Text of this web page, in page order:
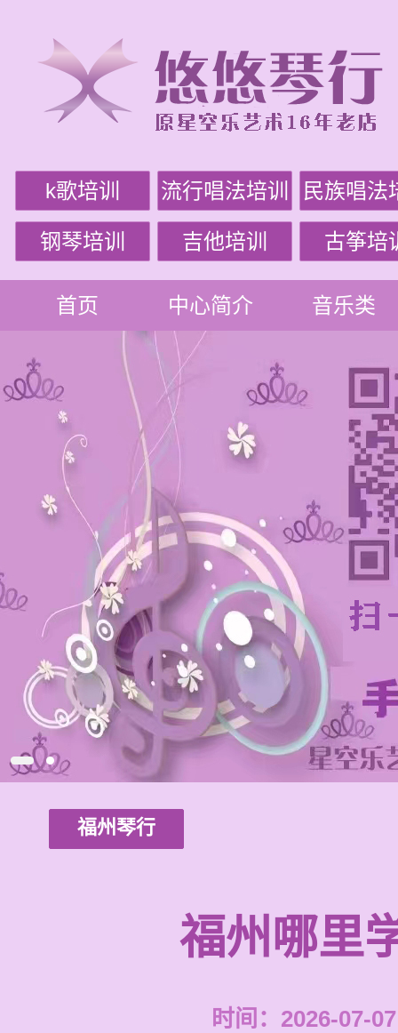
k歌培训 流行唱法培训 民族唱法
钢琴培训 吉他培训 古筝培
首页 中心简介 音乐类
福州琴行
福州哪里
时间：2026-07-